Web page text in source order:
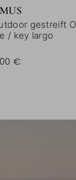
gestreift
/ key largo
€